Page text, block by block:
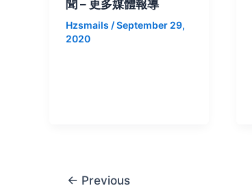
聞 – 更多媒體報導
Hzsmails /September 29,
2020
← Previous